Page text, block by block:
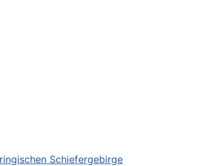
Schiefergebirge